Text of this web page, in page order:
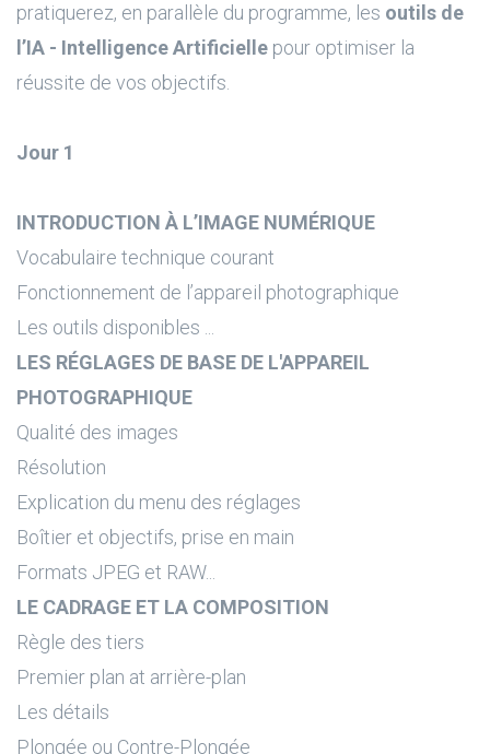
pratiquerez, en parallèle du programme, les outils de
l’IA - Intelligence Artificielle pour optimiser la
réussite de vos objectifs.
Jour 1
INTRODUCTION À L’IMAGE NUMÉRIQUE
Vocabulaire technique courant
Fonctionnement de l’appareil photographique
Les outils disponibles ...
LES RÉGLAGES DE BASE DE L'APPAREIL
PHOTOGRAPHIQUE
Qualité des images
Résolution
Explication du menu des réglages
Boîtier et objectifs, prise en main
Formats JPEG et RAW...
LE CADRAGE ET LA COMPOSITION
Règle des tiers
Premier plan at arrière-plan
Les détails
Plongée ou Contre-Plongée